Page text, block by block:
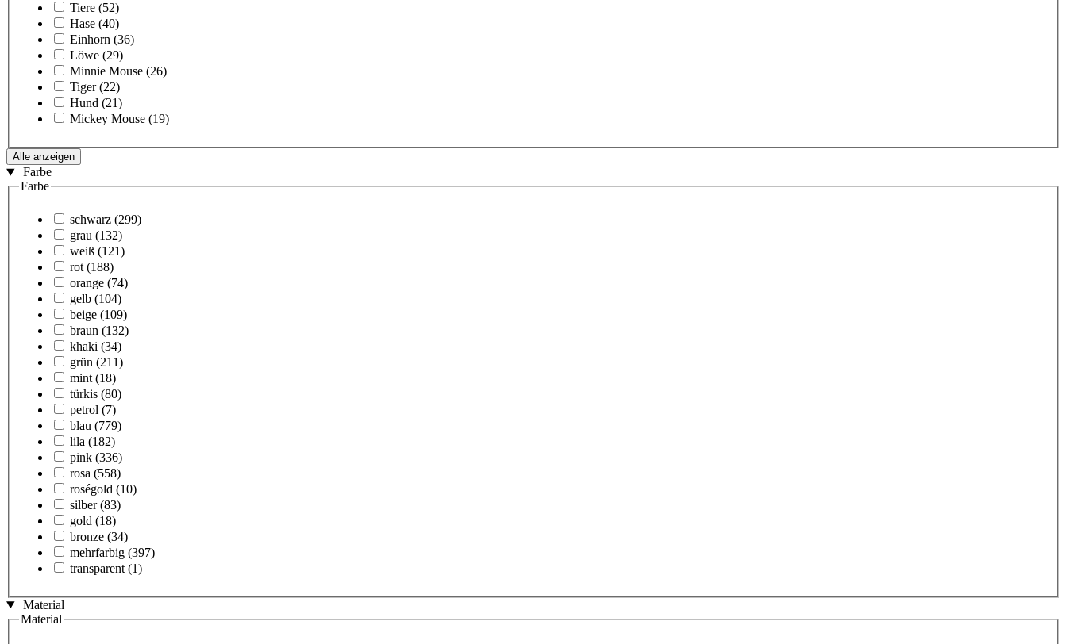
Tiere (52)
Hase (40)
Einhorn (36)
Löwe (29)
Minnie Mouse (26)
Tiger (22)
Hund (21)
Mickey Mouse (19)
Alle anzeigen
Farbe
Farbe
schwarz (299)
grau (132)
weiß (121)
rot (188)
orange (74)
gelb (104)
beige (109)
braun (132)
khaki (34)
grün (211)
mint (18)
türkis (80)
petrol (7)
blau (779)
lila (182)
pink (336)
rosa (558)
roségold (10)
silber (83)
gold (18)
bronze (34)
mehrfarbig (397)
transparent (1)
Material
Material